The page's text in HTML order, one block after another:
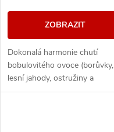
ZOBRAZIT
Dokonalá harmonie chutí
bobulovitého ovoce (borůvky,
lesní jahody, ostružiny a
maliny).